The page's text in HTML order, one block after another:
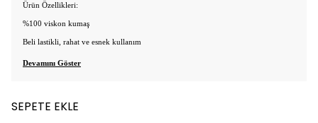
Ürün Özellikleri:
%100 viskon kumaş
Beli lastikli rahat ve esnek kullanım
Devamını Göster
SEPETE EKLE